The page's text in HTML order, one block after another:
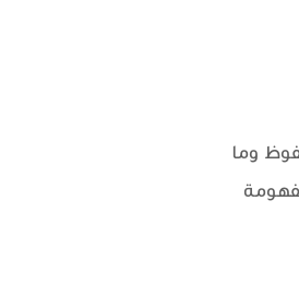
وما